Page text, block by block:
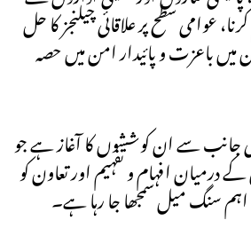
عوامی سطح پر علاقائی چیلنجز کا حل
میں باعزت و پائیدار امن میں حصہ
کی جانب سے ان کوششوں کا آغاز ہے جو
درمیان افہام و تفہیم اور تعاون کو
سنگ میل سمجھا جا رہا ہے۔